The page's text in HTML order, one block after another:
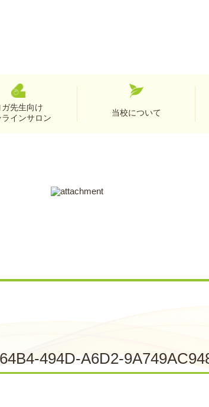
ガ先生向け
ラインサロン
当校について
494D-A6D2-